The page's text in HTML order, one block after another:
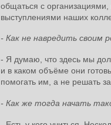
общаться с
выступлениями наших
- Как не навредить своим
- Я думаю, что здесь мы
и в каком объёме они
помогать им, а не решать
- Как же тогда начать